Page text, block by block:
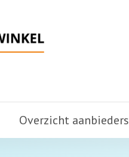
Overzicht aanbieders